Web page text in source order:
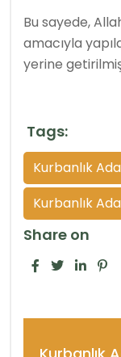
Bu sayede,
amacıyla
yerine
Tags:
Kurbanlık
Kurbanlık
Share on